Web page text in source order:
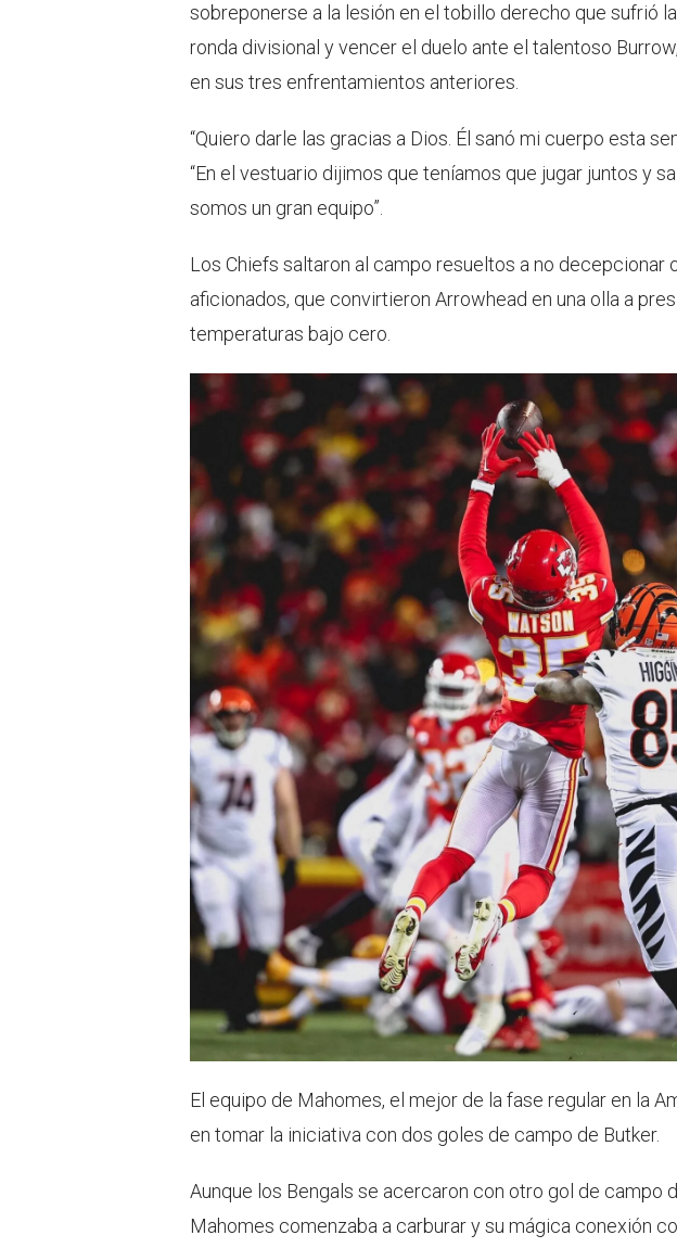
sobreponerse a la lesión en el tobillo derecho que sufrió
ronda divisional y vencer el duelo ante el talentoso
en sus tres enfrentamientos anteriores.
“Quiero darle las gracias a Dios. Él sanó mi cuerpo esta
“En el vestuario dijimos que teníamos que jugar juntos y
somos un gran equipo”.
Los Chiefs saltaron al campo resueltos a no decepcionar
aficionados, que convirtieron Arrowhead en una olla a
temperaturas bajo cero.
El equipo de Mahomes, el mejor de la fase regular en la
en tomar la iniciativa con dos goles de campo de Butker.
Aunque los Bengals se acercaron con otro gol de campo
Mahomes comenzaba a carburar y su mágica conexión